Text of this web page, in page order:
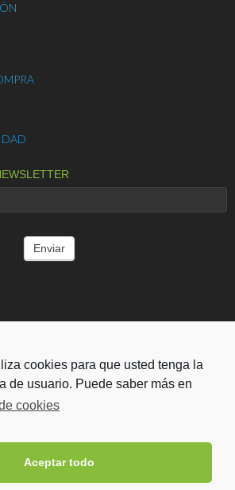
cookies para que usted tenga la
de usuario. Puede saber más en
cookies
Aceptar todo